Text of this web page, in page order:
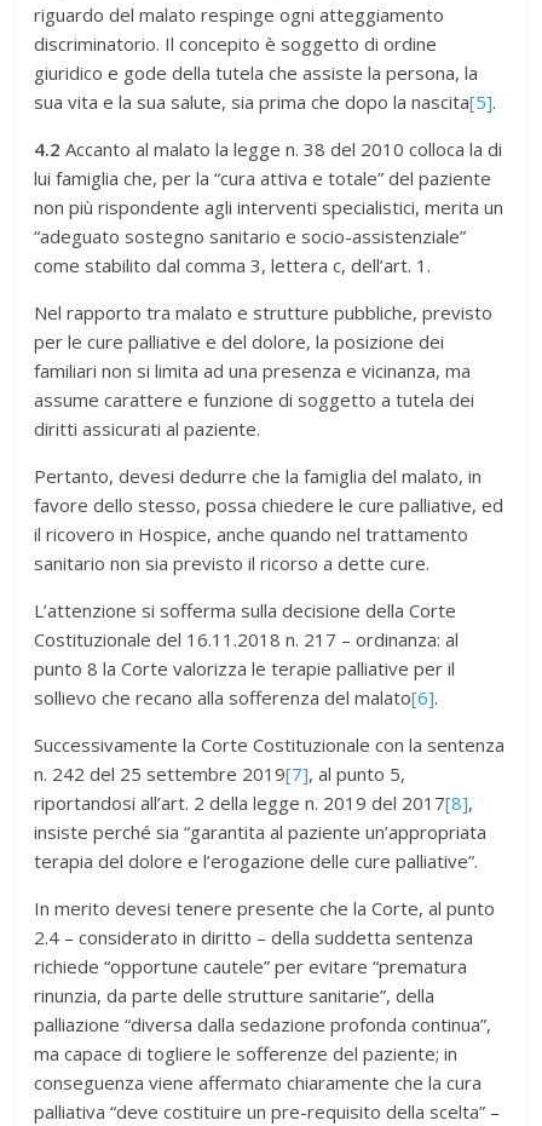
riguardo del malato respinge ogni atteggiamento
discriminatorio. Il concepito è soggetto di ordine
giuridico e gode della tutela che assiste la persona, la
sua vita e la sua salute, sia prima che dopo la nascita[5].
4.2Accanto al malato la legge n. 38 del 2010 colloca la di
lui famiglia che, per la “cura attiva e totale” del paziente
non più rispondente agli interventi specialistici, merita un
“adeguato sostegno sanitario e socio-assistenziale”
come stabilito dal comma 3, lettera c, dell’art. 1.
Nel rapporto tra malato e strutture pubbliche, previsto
per le cure palliative e del dolore, la posizione dei
familiari non si limita ad una presenza e vicinanza, ma
assume carattere e funzione di soggetto a tutela dei
diritti assicurati al paziente.
Pertanto, devesi dedurre che la famiglia del malato, in
favore dello stesso, possa chiedere le cure palliative, ed
il ricovero in Hospice, anche quando nel trattamento
sanitario non sia previsto il ricorso a dette cure.
L’attenzione si sofferma sulla decisione della Corte
Costituzionale del 16.11.2018 n. 217 – ordinanza: al
punto 8 la Corte valorizza le terapie palliative per il
sollievo che recano alla sofferenza del malato[6].
Successivamente la Corte Costituzionale con la sentenza
n. 242 del 25 settembre 2019[7], al punto 5,
riportandosi all’art. 2 della legge n. 2019 del 2017[8],
insiste perché sia “garantita al paziente un’appropriata
terapia del dolore e l’erogazione delle cure palliative”.
In merito devesi tenere presente che la Corte, al punto
2.4 – considerato in diritto – della suddetta sentenza
richiede “opportune cautele” per evitare “prematura
rinunzia, da parte delle strutture sanitarie”, della
palliazione “diversa dalla sedazione profonda continua”,
ma capace di togliere le sofferenze del paziente; in
conseguenza viene affermato chiaramente che la cura
palliativa “deve costituire un pre-requisito della scelta” –